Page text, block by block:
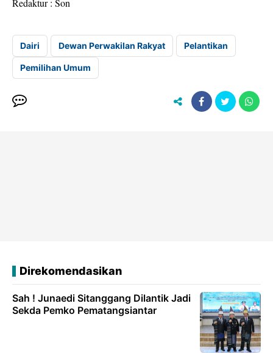
Redaktur : Son
Dairi Dewan Perwakilan Rakyat Pelantikan
Pemilihan Umum
Direkomendasikan
Sah ! Junaedi Sitanggang Dilantik Jadi
Sekda Pemko Pematangsiantar